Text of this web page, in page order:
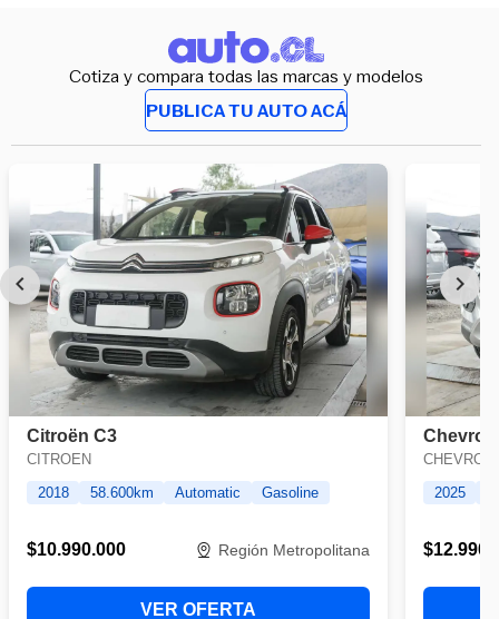
Cotiza y compara todas las marcas y modelos
PUBLICA TU AUTO ACÁ